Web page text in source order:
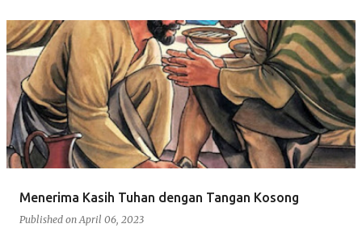
Menerima Kasih Tuhan dengan Tangan Kosong
Published onApril 06, 2023